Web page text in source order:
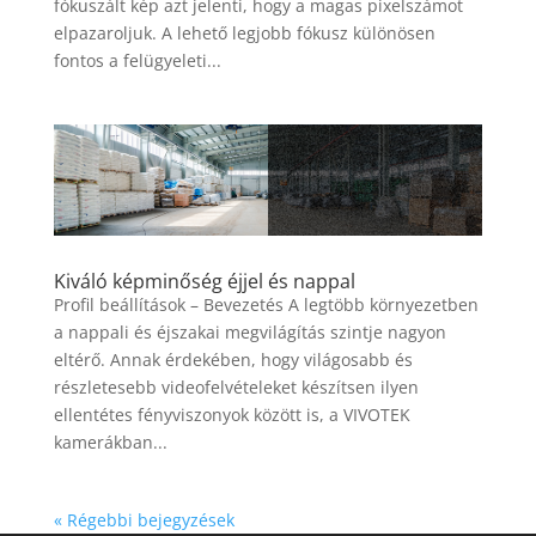
fókuszált kép azt jelenti, hogy a magas pixelszámot
elpazaroljuk. A lehető legjobb fókusz különösen
fontos a felügyeleti...
Kiváló képminőség éjjel és nappal
Profil beállítások – Bevezetés A legtöbb környezetben
a nappali és éjszakai megvilágítás szintje nagyon
eltérő. Annak érdekében, hogy világosabb és
részletesebb videofelvételeket készítsen ilyen
ellentétes fényviszonyok között is, a VIVOTEK
kamerákban...
« Régebbi bejegyzések